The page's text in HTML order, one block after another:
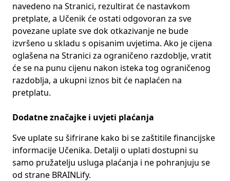
navedeno na Stranici, rezultirat će nastavkom
pretplate, a Učenik će ostati odgovoran za sve
povezane uplate sve dok otkazivanje ne bude
izvršeno u skladu s opisanim uvjetima. Ako je cijena
oglašena na Stranici za ograničeno razdoblje, vratit
će se na punu cijenu nakon isteka tog ograničenog
razdoblja, a ukupni iznos bit će naplaćen na
pretplatu.
Dodatne značajke i uvjeti plaćanja
Sve uplate su šifrirane kako bi se zaštitile financijske
informacije Učenika. Detalji o uplati dostupni su
samo pružatelju usluga plaćanja i ne pohranjuju se
od strane BRAINLify.